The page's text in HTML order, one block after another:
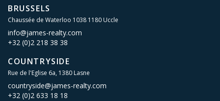
BRUSSELS
Chaussée de Waterloo 1038 1180 Uccle
info@james-realty.com
+32 (0)2 218 38 38
COUNTRYSIDE
Rue de l'Eglise 6a, 1380 Lasne
countryside@james-realty.com
+32 (0)2 633 18 18